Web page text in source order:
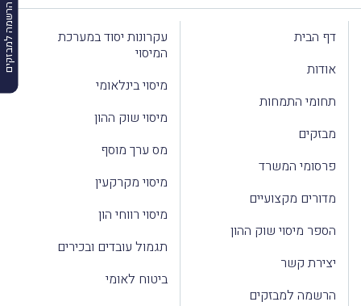
הרשמה למבזקים
דף הבית
אודות
תחומי התמחות
מבזקים
פרסומי המשרד
מדורים מקצועיים
הספר מיסוי שוק ההון
יצירת קשר
הרשמה למבזקים
עקרונות יסוד במערכת
המיסוי
מיסוי בינלאומי
מיסוי שוק ההון
מס ערך מוסף
מיסוי מקרקעין
מיסוי רווחי הון
תגמול עובדים ובכירים
ביטוח לאומי